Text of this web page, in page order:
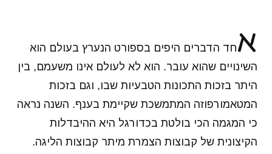
אחד הדברים היפים בספורט הנערץ בעולם הוא
השינויים שהוא עובר. הוא לא לעולם אינו משעמם, בין
היתר בזכות התכונות הטבעיות שבו, וגם בזכות
המטאמורפוזה המתמשכת שקיימת בענף. השנה נראה
כי המגמה הכי בולטת בכדורגל היא ההיבדלות
הקיצונית של קבוצות הצמרת מיתר קבוצות הליגה.